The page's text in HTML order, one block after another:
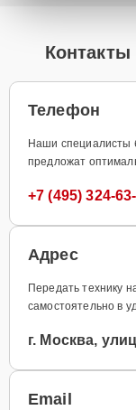
Телефон
Наши специалисты
предложат
+7 (495) 324-
Адрес
Передать технику
самостоятельно в
г. Москва,
Email